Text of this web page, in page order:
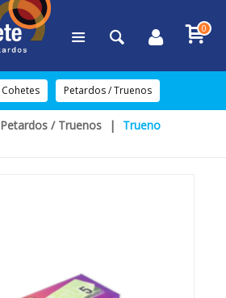
0
Cohetes Petardos / Truenos
Petardos / Truenos |
Trueno